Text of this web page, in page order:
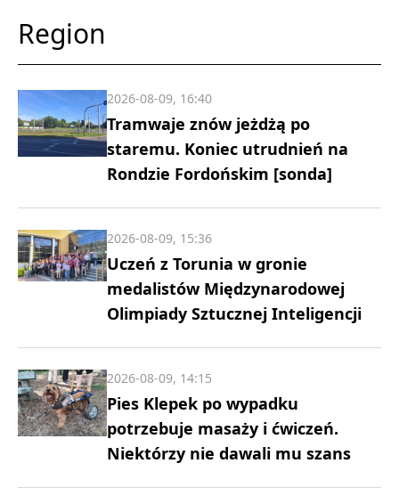
Region
Tramwaje znów jeżdżą po
staremu. Koniec utrudnień na
Rondzie Fordońskim [sonda]
2026-08-09, 16:40
Uczeń z Torunia w gronie
medalistów Międzynarodowej
Olimpiady Sztucznej Inteligencji
2026-08-09, 15:36
Pies Klepek po wypadku
potrzebuje masaży i ćwiczeń.
Niektórzy nie dawali mu szans
2026-08-09, 14:15